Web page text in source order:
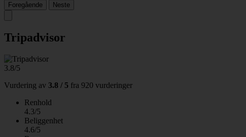
Foregående Neste
Tripadvisor
3.8/5
Vurdering av 3.8 / 5 fra 920 vurderinger
Renhold
4.3/5
Beliggenhet
4.6/5